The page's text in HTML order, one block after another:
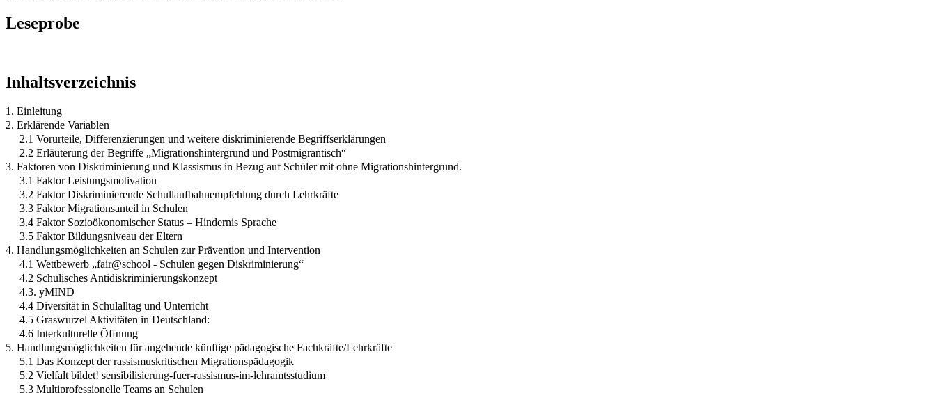
Leseprobe
Inhaltsverzeichnis
1. Einleitung
2. Erklärende Variablen
2.1 Vorurteile, Differenzierungen und weitere diskriminierende Begriffserklärungen
2.2 Erläuterung der Begriffe „Migrationshintergrund und Postmigrantisch“
3. Faktoren von Diskriminierung und Klassismus in Bezug auf Schüler mit ohne Migrationshintergrund.
3.1 Faktor Leistungsmotivation
3.2 Faktor Diskriminierende Schullaufbahnempfehlung durch Lehrkräfte
3.3 Faktor Migrationsanteil in Schulen
3.4 Faktor Sozioökonomischer Status – Hindernis Sprache
3.5 Faktor Bildungsniveau der Eltern
4. Handlungsmöglichkeiten an Schulen zur Prävention und Intervention
4.1 Wettbewerb „fair@school - Schulen gegen Diskriminierung“
4.2 Schulisches Antidiskriminierungskonzept
4.3. yMIND
4.4 Diversität in Schulalltag und Unterricht
4.5 Graswurzel Aktivitäten in Deutschland:
4.6 Interkulturelle Öffnung
5. Handlungsmöglichkeiten für angehende künftige pädagogische Fachkräfte/Lehrkräfte
5.1 Das Konzept der rassismuskritischen Migrationspädagogik
5.2 Vielfalt bildet! sensibilisierung-fuer-rassismus-im-lehramtsstudium
5.3 Multiprofessionelle Teams an Schulen